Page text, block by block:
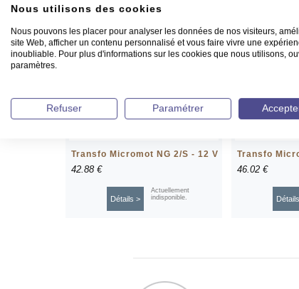
Transfo Micromot NG 2/S - 12 V
42.88 €
Actuellement
indisponible.
Détails >
Transfo
46.02 €
Nous utilisons des cookies
Nous pouvons les placer pour analyser les données de nos visiteurs,
site Web, afficher un contenu personnalisé et vous faire vivre une
inoubliable. Pour plus d'informations sur les cookies que nous utilisons,
paramètres.
Refuser Paramétrer